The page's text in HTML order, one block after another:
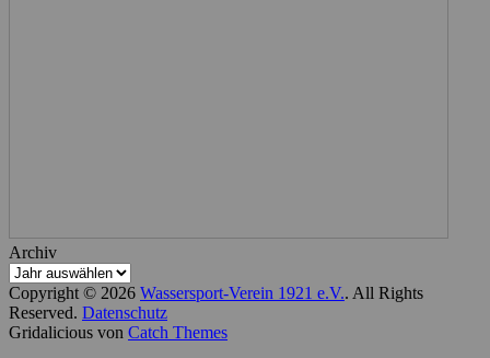
Archiv
Copyright © 2026 Wassersport-Verein 1921 e.V.. All Rights
Reserved. Datenschutz
Gridalicious von Catch Themes